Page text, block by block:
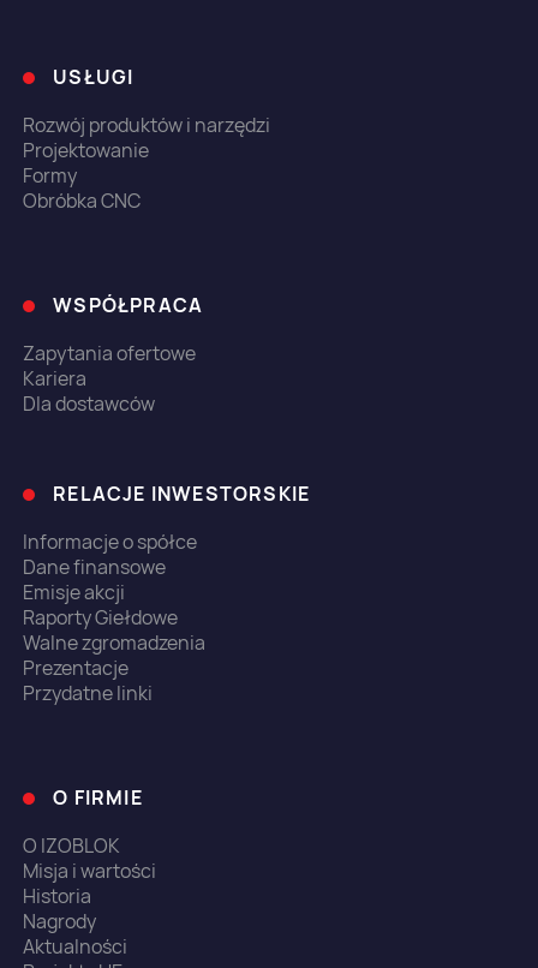
USŁUGI
Rozwój produktów i narzędzi
Projektowanie
Formy
Obróbka CNC
WSPÓŁPRACA
Zapytania ofertowe
Kariera
Dla dostawców
RELACJE INWESTORSKIE
Informacje o spółce
Dane finansowe
Emisje akcji
Raporty Giełdowe
Walne zgromadzenia
Prezentacje
Przydatne linki
O FIRMIE
O IZOBLOK
Misja i wartości
Historia
Nagrody
Aktualności